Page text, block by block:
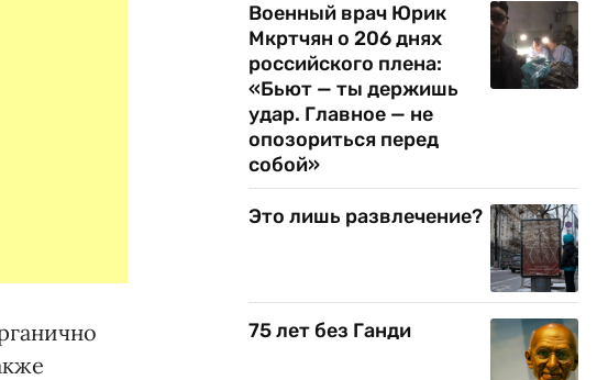
Военный врач Юрик
Мкртчян о 206 днях
российского плена:
«Бьют — ты держишь
удар. Главное — не
опозориться перед
собой»
Это лишь развлечение?
75 лет без Ганди